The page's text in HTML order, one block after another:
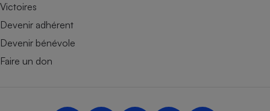
Victoires
Devenir adhérent
Devenir bénévole
Faire un don